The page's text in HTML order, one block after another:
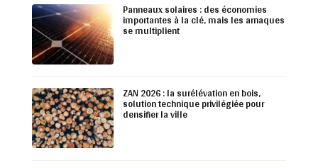
Panneaux solaires : des économies
importantes à la clé, mais les arnaques
se multiplient
ZAN 2026 : la surélévation en bois,
solution technique privilégiée pour
densifier la ville